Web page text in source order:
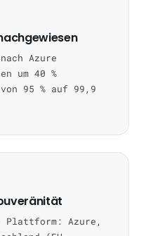
Azure
um 40 %
95 % auf 99,9
Plattform: Azure,